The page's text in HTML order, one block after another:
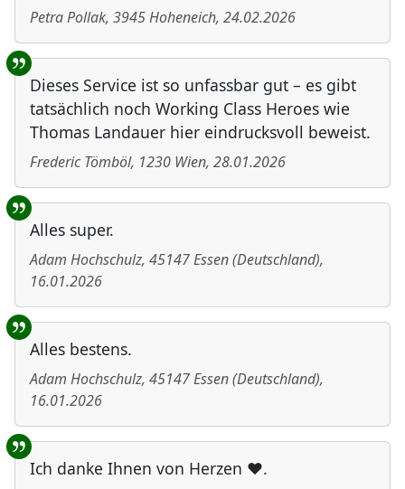
Petra Pollak, 3945Hoheneich, 24.02.2026
Dieses Service ist so unfassbar gut – es gibt
tatsächlich noch Working Class Heroes wie
Thomas Landauer hier eindrucksvoll beweist.
Frederic Tömböl, 1230 Wien, 28.01.2026
Alles super.
Adam Hochschulz, 45147Essen(Deutschland),
16.01.2026
Alles bestens.
Adam Hochschulz, 45147Essen(Deutschland),
16.01.2026
Ich danke Ihnen von Herzen ❤️.